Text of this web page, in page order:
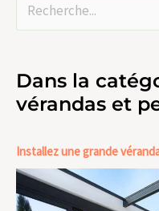
Dans la
vérandas et
Installez une grande